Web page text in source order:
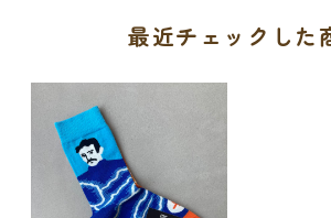
最近チェックした